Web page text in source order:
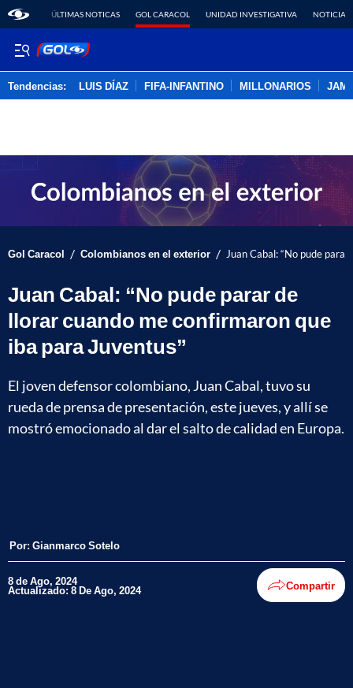
ÚLTIMAS NOTICAS GOL CARACOL UNIDAD INVESTIGATIVA NOTICIAS
Tendencias: LUIS DÍAZ FIFA-INFANTINO MILLONARIOS
Gol Caracol / Colombianos en el exterior / Juan Cabal: “No pude
Juan Cabal: “No pude parar de
llorar cuando me confirmaron que
iba para Juventus”
El joven defensor colombiano, Juan Cabal, tuvo su
rueda de prensa de presentación, este jueves, y allí se
mostró emocionado al dar el salto de calidad en Europa.
Por: Gianmarco Sotelo
8 de Ago, 2024
Actualizado: 8 De Ago, 2024 Compartir